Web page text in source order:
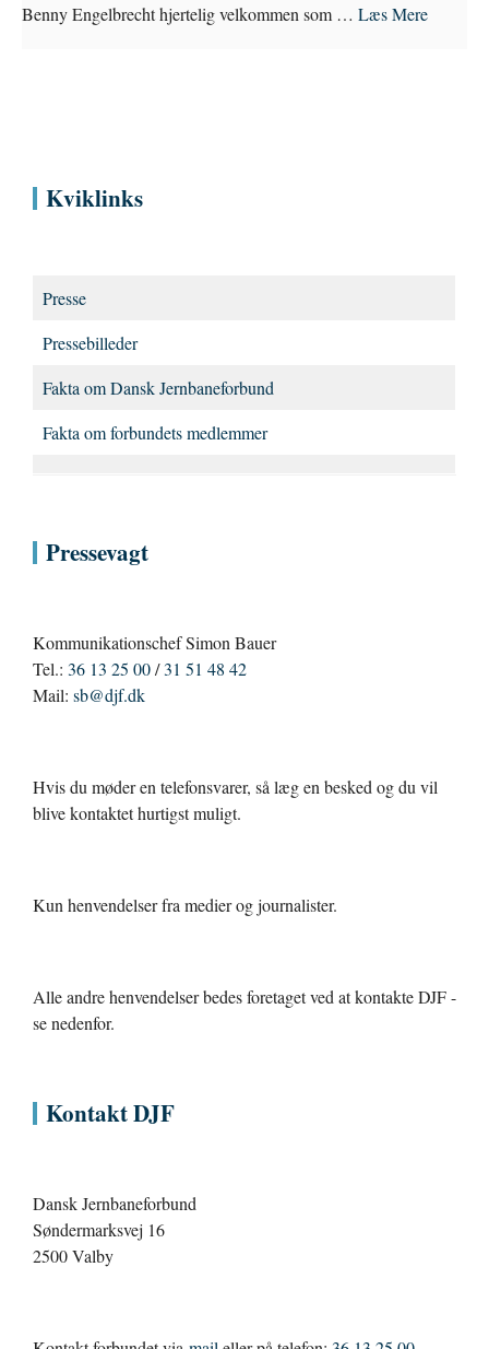
Benny Engelbrecht hjertelig velkommen som … Læs Mere
Kviklinks
Presse
Pressebilleder
Fakta om Dansk Jernbaneforbund
Fakta om forbundets medlemmer
Pressevagt
Kommunikationschef Simon Bauer
Tel.: 36 13 25 00/31 51 48 42
Mail: sb@djf.dk
Hvis du møder en telefonsvarer, så læg en besked og du vil
blive kontaktet hurtigst muligt.
Kun henvendelser fra medier og journalister.
Alle andre henvendelser bedes foretaget ved at kontakte DJF -
se nedenfor.
Kontakt DJF
Dansk Jernbaneforbund
Søndermarksvej 16
2500 Valby